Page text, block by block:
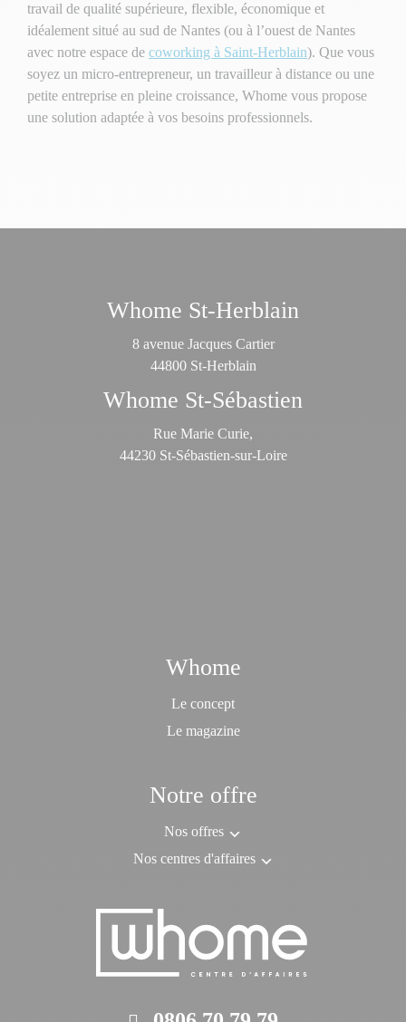
travail de qualité supérieure, flexible, économique et
idéalement situé au sud de Nantes (ou à l’ouest de Nantes
avec notre espace de coworking à Saint-Herblain). Que vous
soyez un micro-entrepreneur, un travailleur à distance ou une
petite entreprise en pleine croissance, Whome vous propose
une solution adaptée à vos besoins professionnels.
Whome St-Herblain
8 avenue Jacques Cartier
44800 St-Herblain
Whome St-Sébastien
Rue Marie Curie,
44230 St-Sébastien-sur-Loire
Whome
Le concept
Le magazine
Notre offre
Nos offres
Nos centres d'affaires